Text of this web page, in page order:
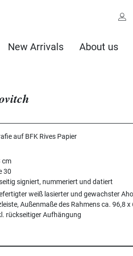
New Arrivals About us
auf BFK Rives Papier
cm
30
signiert, nummeriert und datiert
weiß lasierter und gewachster
Außenmaße des Rahmens ca. 96,8
rückseitiger Aufhängung